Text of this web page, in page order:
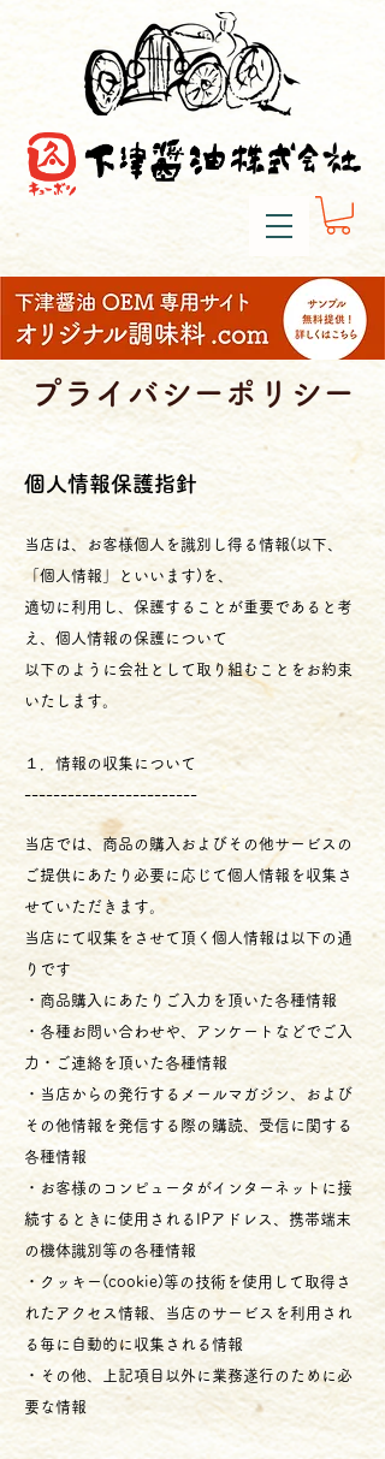
プライバシーポリシー
個人情報保護指針
当店は、お客様個人を識別し得る情報(以下、
「個人情報」といいます)を、
適切に利用し、保護することが重要であると考
え、個人情報の保護について
以下のように会社として取り組むことをお約束
いたします。
１．情報の収集について
------------------------
当店では、商品の購入およびその他サービスの
ご提供にあたり必要に応じて個人情報を収集さ
せていただきます。
当店にて収集をさせて頂く個人情報は以下の通
りです
・商品購入にあたりご入力を頂いた各種情報
・各種お問い合わせや、アンケートなどでご入
力・ご連絡を頂いた各種情報
・当店からの発行するメールマガジン、および
その他情報を発信する際の購読、受信に関する
各種情報
・お客様のコンピュータがインターネットに接
続するときに使用されるIPアドレス、携帯端末
の機体識別等の各種情報
・クッキー(cookie)等の技術を使用して取得さ
れたアクセス情報、当店のサービスを利用され
る毎に自動的に収集される情報
・その他、上記項目以外に業務遂行のために必
要な情報